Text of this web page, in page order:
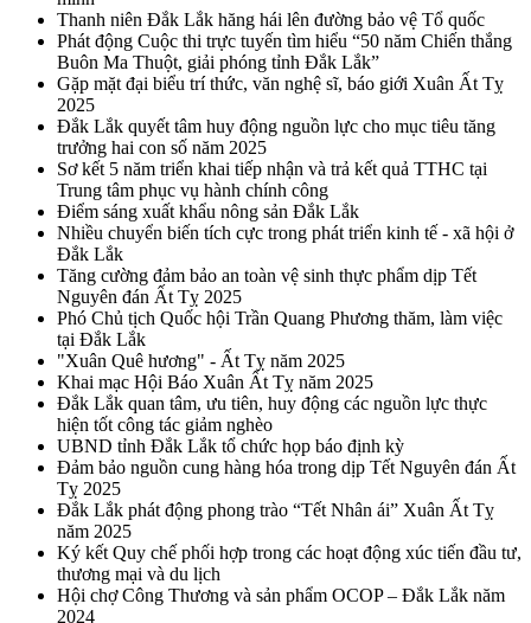
Thanh niên Đắk Lắk hăng hái lên đường bảo vệ Tổ quốc
Phát động Cuộc thi trực tuyến tìm hiểu “50 năm Chiến thắng
Buôn Ma Thuột, giải phóng tỉnh Đắk Lắk”
Gặp mặt đại biểu trí thức, văn nghệ sĩ, báo giới Xuân Ất Tỵ
2025
Đắk Lắk quyết tâm huy động nguồn lực cho mục tiêu tăng
trưởng hai con số năm 2025
Sơ kết 5 năm triển khai tiếp nhận và trả kết quả TTHC tại
Trung tâm phục vụ hành chính công
Điểm sáng xuất khẩu nông sản Đắk Lắk
Nhiều chuyển biến tích cực trong phát triển kinh tế - xã hội ở
Đắk Lắk
Tăng cường đảm bảo an toàn vệ sinh thực phẩm dịp Tết
Nguyên đán Ất Tỵ 2025
Phó Chủ tịch Quốc hội Trần Quang Phương thăm, làm việc
tại Đắk Lắk
"Xuân Quê hương" - Ất Tỵ năm 2025
Khai mạc Hội Báo Xuân Ất Tỵ năm 2025
Đắk Lắk quan tâm, ưu tiên, huy động các nguồn lực thực
hiện tốt công tác giảm nghèo
UBND tỉnh Đắk Lắk tổ chức họp báo định kỳ
Đảm bảo nguồn cung hàng hóa trong dịp Tết Nguyên đán Ất
Tỵ 2025
Đắk Lắk phát động phong trào “Tết Nhân ái” Xuân Ất Tỵ
năm 2025
Ký kết Quy chế phối hợp trong các hoạt động xúc tiến đầu tư,
thương mại và du lịch
Hội chợ Công Thương và sản phẩm OCOP – Đắk Lắk năm
2024